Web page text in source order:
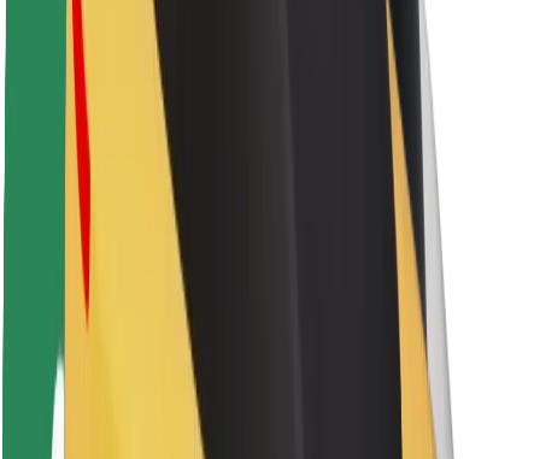
Sürücü təhlükəsizliyi
Skuter təhlükəsizliyi
Təhlükəsizlik Laboratoriyası
Şəhərlər
Məkanlar
Şəhər mühiti üçün həllər
Hava limanları
Bolt enerji doldurma stansiyaları
Sərnişinlər üçün